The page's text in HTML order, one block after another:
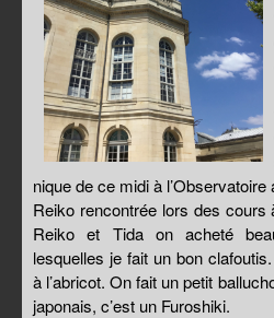
nique de ce midi à
Reiko rencontrée lors des cours
Reiko et Tida on acheté
lesquelles je fait un bon
à l’abricot. On fait un petit
japonais, c’est un Furoshiki.